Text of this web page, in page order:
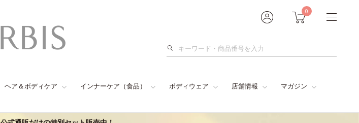
0
検
ヘア＆ボディケア インナーケア（食品） ボディウェア 店舗情報 マガジン